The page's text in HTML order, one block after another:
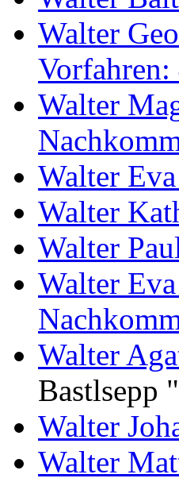
Walter
Walter
Walter Eva
Walter
Walter
Walter Eva
Walter
Bastlsepp
Walter
Walter